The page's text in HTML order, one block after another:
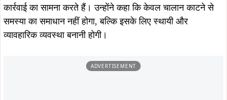
कार्रवाई का सामना करते हैं। उन्होंने कहा कि केवल चालान काटने से
समस्या का समाधान नहीं होगा, बल्कि इसके लिए स्थायी और
व्यावहारिक व्यवस्था बनानी होगी।
ADVERTISEMENT